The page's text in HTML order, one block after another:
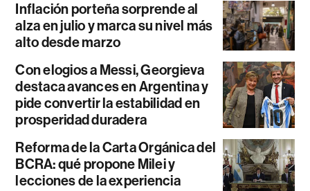
Inflación porteña sorprende al
alza en julio y marca su nivel más
alto desde marzo
Con elogios a Messi, Georgieva
destaca avances en Argentina y
pide convertir la estabilidad en
prosperidad duradera
Reforma de la Carta Orgánica del
BCRA: qué propone Milei y
lecciones de la experiencia